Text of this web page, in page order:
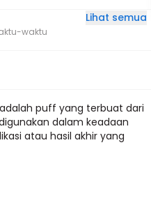
Lihat semua
waktu
puff yang terbuat dari
dalam keadaan
atau hasil akhir yang